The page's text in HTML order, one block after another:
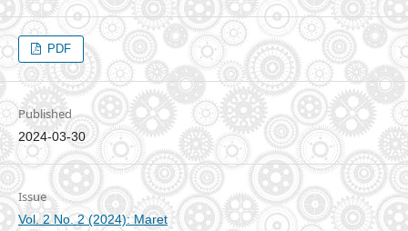
PDF
Published
2024-03-30
Issue
Vol. 2 No. 2 (2024): Maret